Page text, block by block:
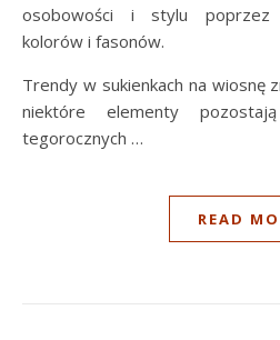
osobowości i stylu poprzez
kolorów i fasonów.
Trendy w sukienkach na wiosnę
niektóre elementy
tegorocznych …
READ